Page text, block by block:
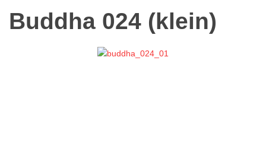
Buddha 024 (klein)